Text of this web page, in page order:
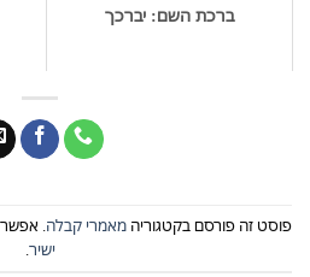
ברכת השם: יברכך
פוסט זה פורסם בקטגוריה מאמרי קבלה. אפשר
ישיר.